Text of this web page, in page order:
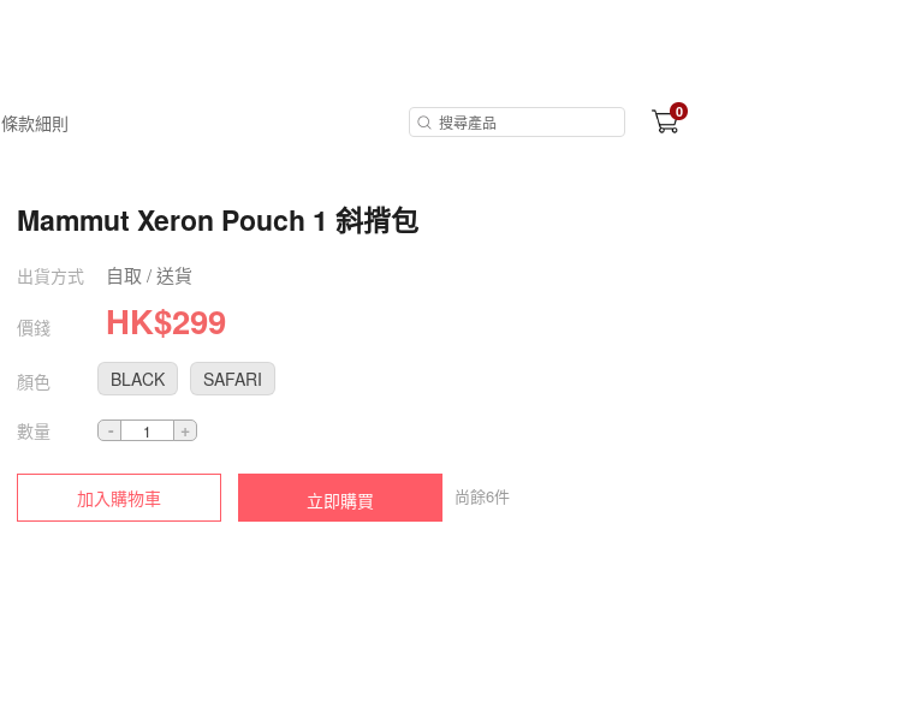
條款細則 0
Mammut Xeron Pouch 1 斜揹包
出貨方式 自取 / 送貨
價錢 HK$299
顏色 BLACK SAFARI
數量
加入購物車 立即購買 尚餘6件